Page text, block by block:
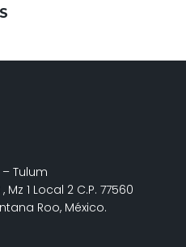
Tulum
1 Local 2 C.P. 77560
Roo, México.